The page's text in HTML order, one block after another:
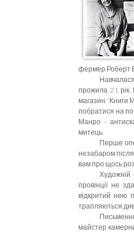
фермер Роберт
прожила 21
магазин "Книги
побратися на
Манро –
митець.
Перше
незабаром після
вам про щось
Художній
провінції не
відкритий нею
трапляються
майстер